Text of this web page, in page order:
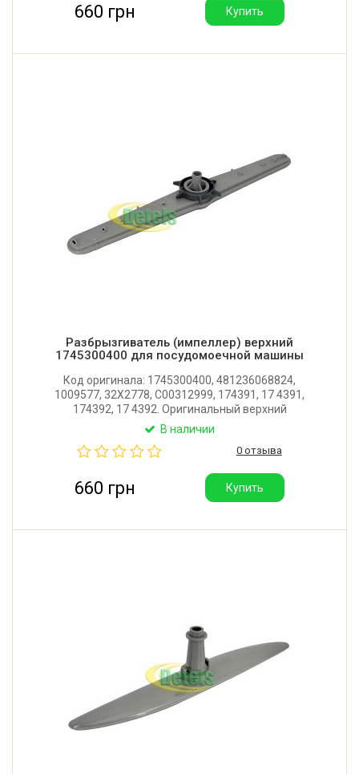
660 грн Купить
Разбрызгиватель (импеллер) верхний
1745300400 для посудомоечной машины
Код оригинала: 1745300400, 481236068824,
1009577, 32X2778, C00312999, 174391, 17 4391,
174392, 17 4392. Оригинальный верхний
разбрызгиватель (импеллер) для посудомоечной
Amica. Длина: 355 мм. Производитель: Турция.
В наличии
0 отзыва
660 грн Купить